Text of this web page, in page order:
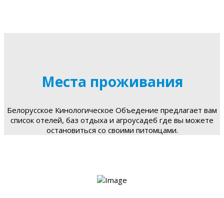
Места проживания
Белорусское Кинологическое Объедение предлагает вам
список отелей, баз отдыха и агроусадеб где вы можете
остановиться со своими питомцами.